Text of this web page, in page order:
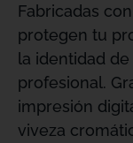
Fabricadas
protegen tu
la identidad
profesional.
impresión
viveza